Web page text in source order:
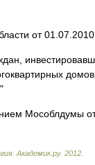
от
Мособлдумы
Академик.ру. 2012